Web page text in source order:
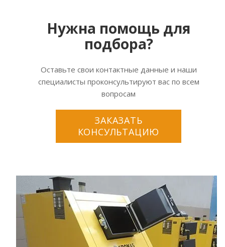
Нужна помощь для
подбора?
Оставьте свои контактные данные и наши
специалисты проконсультируют вас по всем
вопросам
ЗАКАЗАТЬ
КОНСУЛЬТАЦИЮ